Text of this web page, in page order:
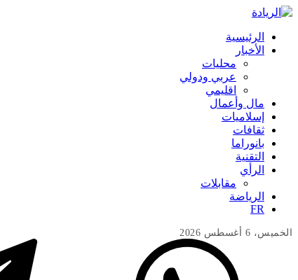
الرئيسية
الأخبار
محليات
عربي ودولي
اقليمي
مال وأعمال
إسلاميات
ثقافات
بانوراما
التقنية
الرأي
مقابلات
الرياضة
FR
الخميس، 6 أغسطس 2026